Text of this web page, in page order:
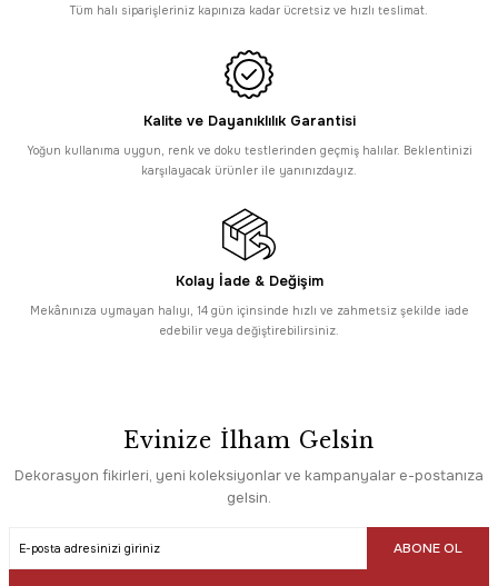
Tüm halı siparişleriniz kapınıza kadar ücretsiz ve hızlı teslimat.
Kalite ve Dayanıklılık Garantisi
Yoğun kullanıma uygun, renk ve doku testlerinden geçmiş halılar. Beklentinizi
karşılayacak ürünler ile yanınızdayız.
Kolay İade & Değişim
Mekânınıza uymayan halıyı, 14 gün içinsinde hızlı ve zahmetsiz şekilde iade
edebilir veya değiştirebilirsiniz.
Evinize İlham Gelsin
Dekorasyon fikirleri, yeni koleksiyonlar ve kampanyalar e-postanıza
gelsin.
ABONE OL